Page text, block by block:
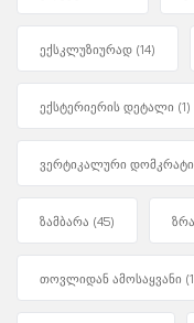
ექსკლუზიურად (14)
ექსტერიერის დეტალი (1)
ვერტიკალური დომკრატი
ზამბარა (45)
თოვლიდან ამოსაყვანი